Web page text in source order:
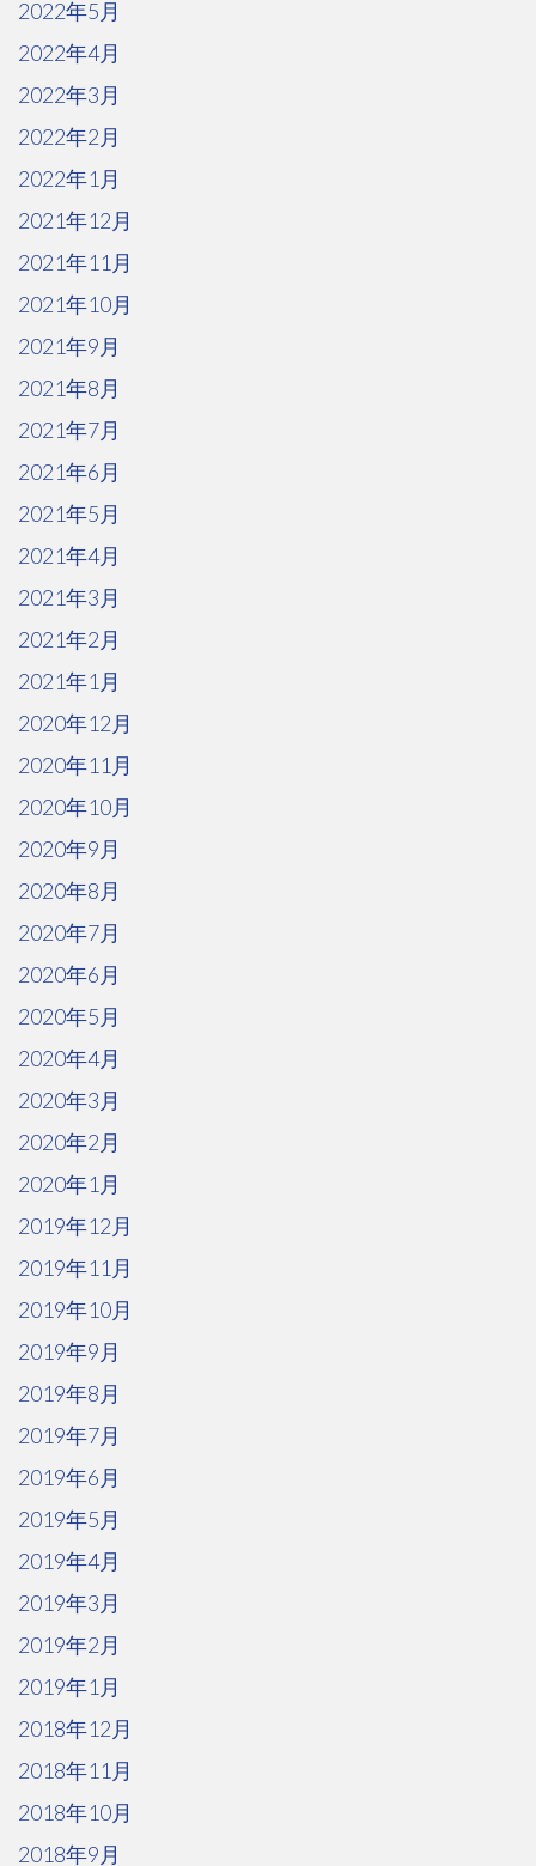
2022年5月
2022年4月
2022年3月
2022年2月
2022年1月
2021年12月
2021年11月
2021年10月
2021年9月
2021年8月
2021年7月
2021年6月
2021年5月
2021年4月
2021年3月
2021年2月
2021年1月
2020年12月
2020年11月
2020年10月
2020年9月
2020年8月
2020年7月
2020年6月
2020年5月
2020年4月
2020年3月
2020年2月
2020年1月
2019年12月
2019年11月
2019年10月
2019年9月
2019年8月
2019年7月
2019年6月
2019年5月
2019年4月
2019年3月
2019年2月
2019年1月
2018年12月
2018年11月
2018年10月
2018年9月